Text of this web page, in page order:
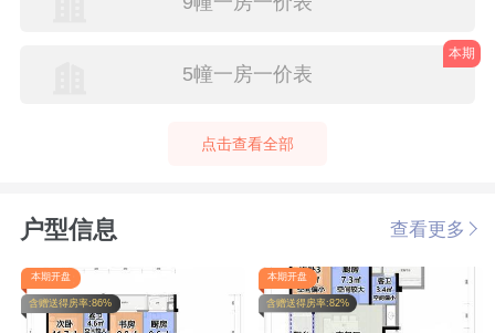
5幢一房一价表
本期
点击查看全部
户型信息 查看更多
本期开盘
含赠送得房率:86%
本期开盘
含赠送得房率:82%